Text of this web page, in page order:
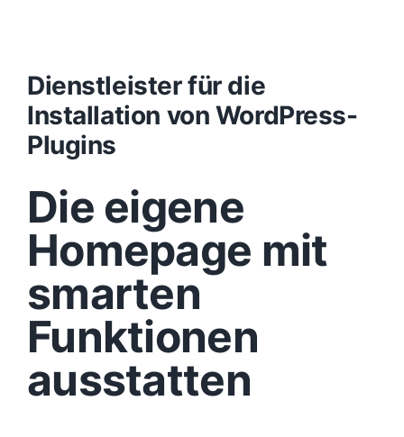
Konzept
Design
Content
Funktionen
Aufbau
Traffic
Dienstleister für die
Installation von WordPress-
Plugins
Die eigene
Homepage mit
smarten
Funktionen
ausstatten